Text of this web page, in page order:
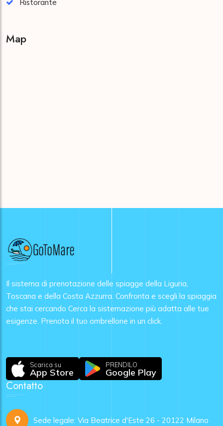
Ristorante
Map
Il sistema di prenotazione delle spiagge della Liguria,
Toscana e della Costa Azzurra. Confronta e scegli la spiaggia
che stai cercando Cerca la sistemazione più adatta alle tue
esigenze. Prenota il tuo ombrellone in un click.
Scarica su
App Store
PRENDILO
Google Play
Contatto
Sede legale: Via Beatrice d'Este 26 - 20122 Milano